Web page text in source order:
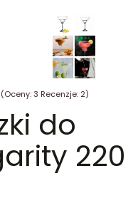
(Oceny: 3 Recenzje: 2)
do